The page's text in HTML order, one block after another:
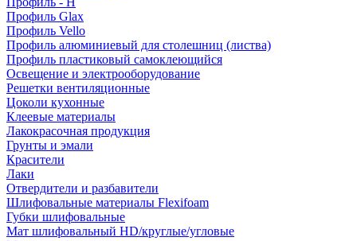
Профиль Glax
Профиль Vello
Профиль алюминиевый для столешниц (листва)
Профиль пластиковый самоклеющийся
Освещение и электрооборудование
Решетки вентиляционные
Цоколи кухонные
Клеевые материалы
Лакокрасочная продукция
Грунты и эмали
Красители
Лаки
Отвердители и разбавители
Шлифовальные материалы Flexifoam
Губки шлифовальные
Мат шлифовальный HD/круглые/угловые